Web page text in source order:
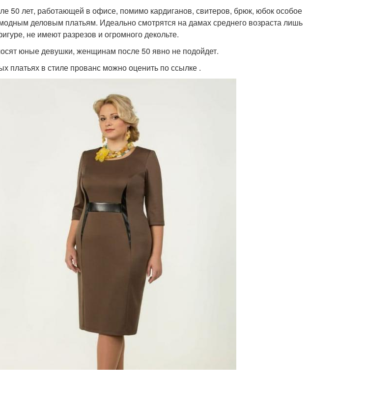
50 лет, работающей в офисе, помимо кардиганов, свитеров, брюк, юбок особое
деловым платьям. Идеально смотрятся на дамах среднего возраста лишь
не имеют разрезов и огромного декольте.
юные девушки, женщинам после 50 явно не подойдет.
платьях в стиле прованс можно оценить по ссылке .